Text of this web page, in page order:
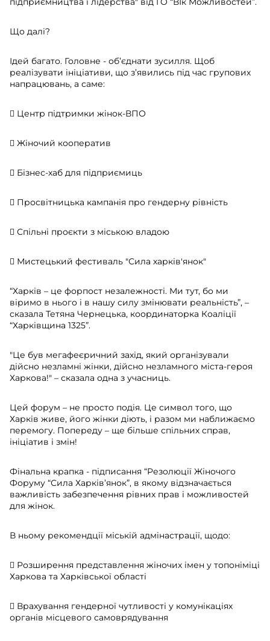
Що далі?
Ідей багато. Головне - об’єднати зусилля. Щоб
реалізувати ініціативи, що з’явились під час групових
напрацювань, а саме:
 Центр підтримки жінок-ВПО
 Жіночий кооператив
 Бізнес-хаб для підприємиць
 Просвітницька кампанія про гендерну рівність
 Спільні проєкти з міською владою
 Мистецький фестиваль "Сила харків'янок"
“Харків – це форпост незалежності. Ми тут, бо ми
віримо в нього і в нашу силу змінювати реальність”, –
сказала Тетяна Чернецька, координаторка Коаліції
“Харківщина 1325”.
"Це був мегафеєричний захід, який організували
дійсно незламні жінки, дійсно незламного міста-героя
Харкова!" – сказала одна з учасниць.
Цей форум – не просто подія. Це символ того, що
Харків живе, його жінки діють, і разом ми наближаємо
перемогу. Попереду – ще більше спільних справ,
ініціатив і змін!
Фінальна крапка - підписання “Резолюції Жіночого
Форуму “Сила Харків’янок”, в якому відзначається
важливість забезпечення рівних прав і можливостей
для жінок.
В ньому рекомендції міській адмінастрації, щодо:
 Розширення представлення жіночих імен у топоніміці
Харкова та Харківської області
 Врахування гендерної чутливості у комунікаціях
органів місцевого самоврядування